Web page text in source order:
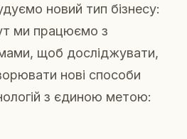
новий тип бізнесу:
ми працюємо з
щоб досліджувати,
нові способи
з єдиною метою: